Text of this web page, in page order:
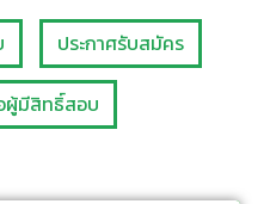
ประกาศรับสมัคร
ผู้มีสิทธิ์สอบ